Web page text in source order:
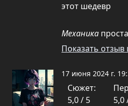
этот шедевр
Механика
Показать отзыв
17 июня 2024 г.
Сюжет:
5,0 / 5
5,0